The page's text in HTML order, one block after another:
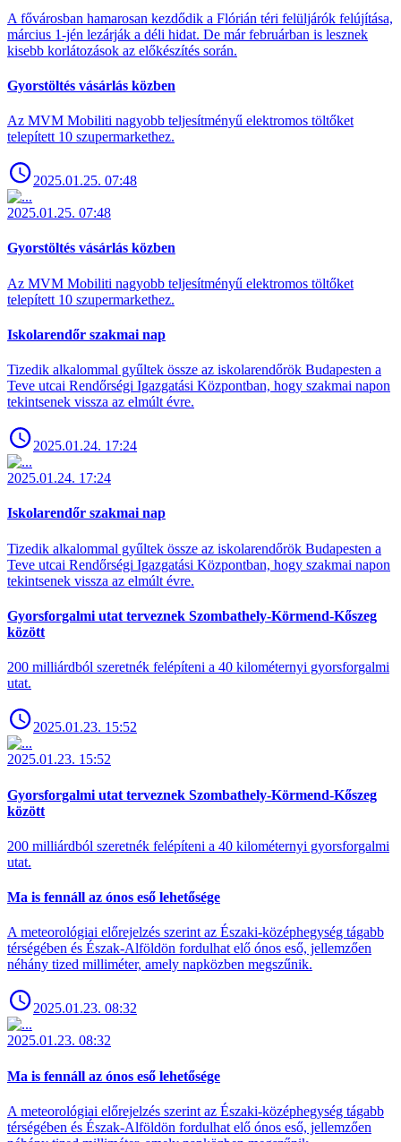
A fővárosban hamarosan kezdődik a Flórián téri felüljárók felújítása,
március 1-jén lezárják a déli hidat. De már februárban is lesznek
kisebb korlátozások az előkészítés során.
Gyorstöltés vásárlás közben
Az MVM Mobiliti nagyobb teljesítményű elektromos töltőket
telepített 10 szupermarkethez.
2025.01.25. 07:48
2025.01.25. 07:48
Gyorstöltés vásárlás közben
Az MVM Mobiliti nagyobb teljesítményű elektromos töltőket
telepített 10 szupermarkethez.
Iskolarendőr szakmai nap
Tizedik alkalommal gyűltek össze az iskolarendőrök Budapesten a
Teve utcai Rendőrségi Igazgatási Központban, hogy szakmai napon
tekintsenek vissza az elmúlt évre.
2025.01.24. 17:24
2025.01.24. 17:24
Iskolarendőr szakmai nap
Tizedik alkalommal gyűltek össze az iskolarendőrök Budapesten a
Teve utcai Rendőrségi Igazgatási Központban, hogy szakmai napon
tekintsenek vissza az elmúlt évre.
Gyorsforgalmi utat terveznek Szombathely-Körmend-Kőszeg
között
200 milliárdból szeretnék felépíteni a 40 kilométernyi gyorsforgalmi
utat.
2025.01.23. 15:52
2025.01.23. 15:52
Gyorsforgalmi utat terveznek Szombathely-Körmend-Kőszeg
között
200 milliárdból szeretnék felépíteni a 40 kilométernyi gyorsforgalmi
utat.
Ma is fennáll az ónos eső lehetősége
A meteorológiai előrejelzés szerint az Északi-középhegység tágabb
térségében és Észak-Alföldön fordulhat elő ónos eső, jellemzően
néhány tized milliméter, amely napközben megszűnik.
2025.01.23. 08:32
2025.01.23. 08:32
Ma is fennáll az ónos eső lehetősége
A meteorológiai előrejelzés szerint az Északi-középhegység tágabb
térségében és Észak-Alföldön fordulhat elő ónos eső, jellemzően